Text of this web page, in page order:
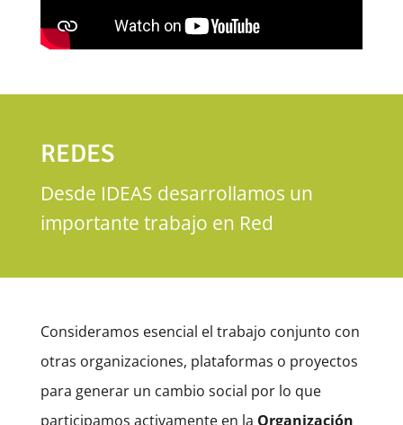
REDES
Desde IDEAS desarrollamos un
importante trabajo en Red
Consideramos esencial el trabajo conjunto con
otras organizaciones, plataformas o proyectos
para generar un cambio social por lo que
participamos activamente en la Organización